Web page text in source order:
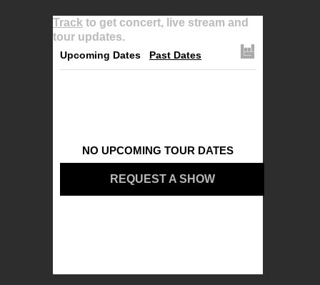
Track to get concert, live stream and
tour updates.
Upcoming Dates Past Dates
NO UPCOMING TOUR DATES
REQUEST A SHOW